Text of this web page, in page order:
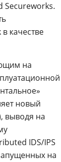
Secureworks.
качестве
на
новый
выводя на
IDS/IPS
на